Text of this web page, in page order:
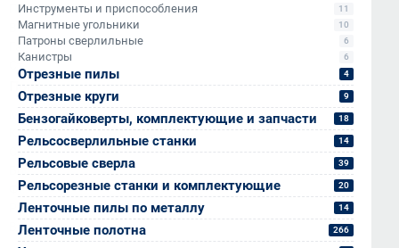
Программа лояльности
Вопрос-ответ
Гарантия и возврат
Статьи
Популярные категории
Магнитные сверлильные станки
Корончатые сверла по металлу
Смазочно-охлаждающие жидкости
Борфрезы
Фаскосъемные машины
Рельсосверлильные станки
Весь каталог
Инструменты и приспособления 11
Магнитные угольники 10
Патроны сверлильные 6
Канистры 6
Отрезные пилы 4
Отрезные круги 9
Бензогайковерты, комплектующие и запчасти 18
Рельсосверлильные станки 14
Рельсовые сверла 39
Рельсорезные станки и комплектующие 20
Ленточные пилы по металлу 14
Ленточные полотна 266